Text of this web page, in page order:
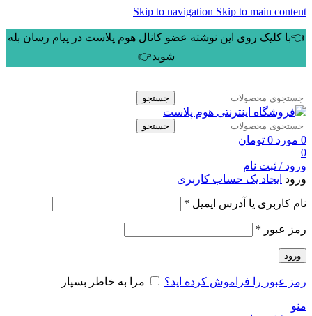
Skip to navigation Skip to main content
👈با کلیک روی این نوشته عضو کانال هوم پلاست در پیام رسان بله
شوید👉
جستجو
جستجو
0 مورد 0 تومان
0
ورود / ثبت نام
ورود ایجاد یک حساب کاربری
نام کاربری یا آدرس ایمیل *
رمز عبور *
ورود
رمز عبور را فراموش کرده اید؟ مرا به خاطر بسپار
منو